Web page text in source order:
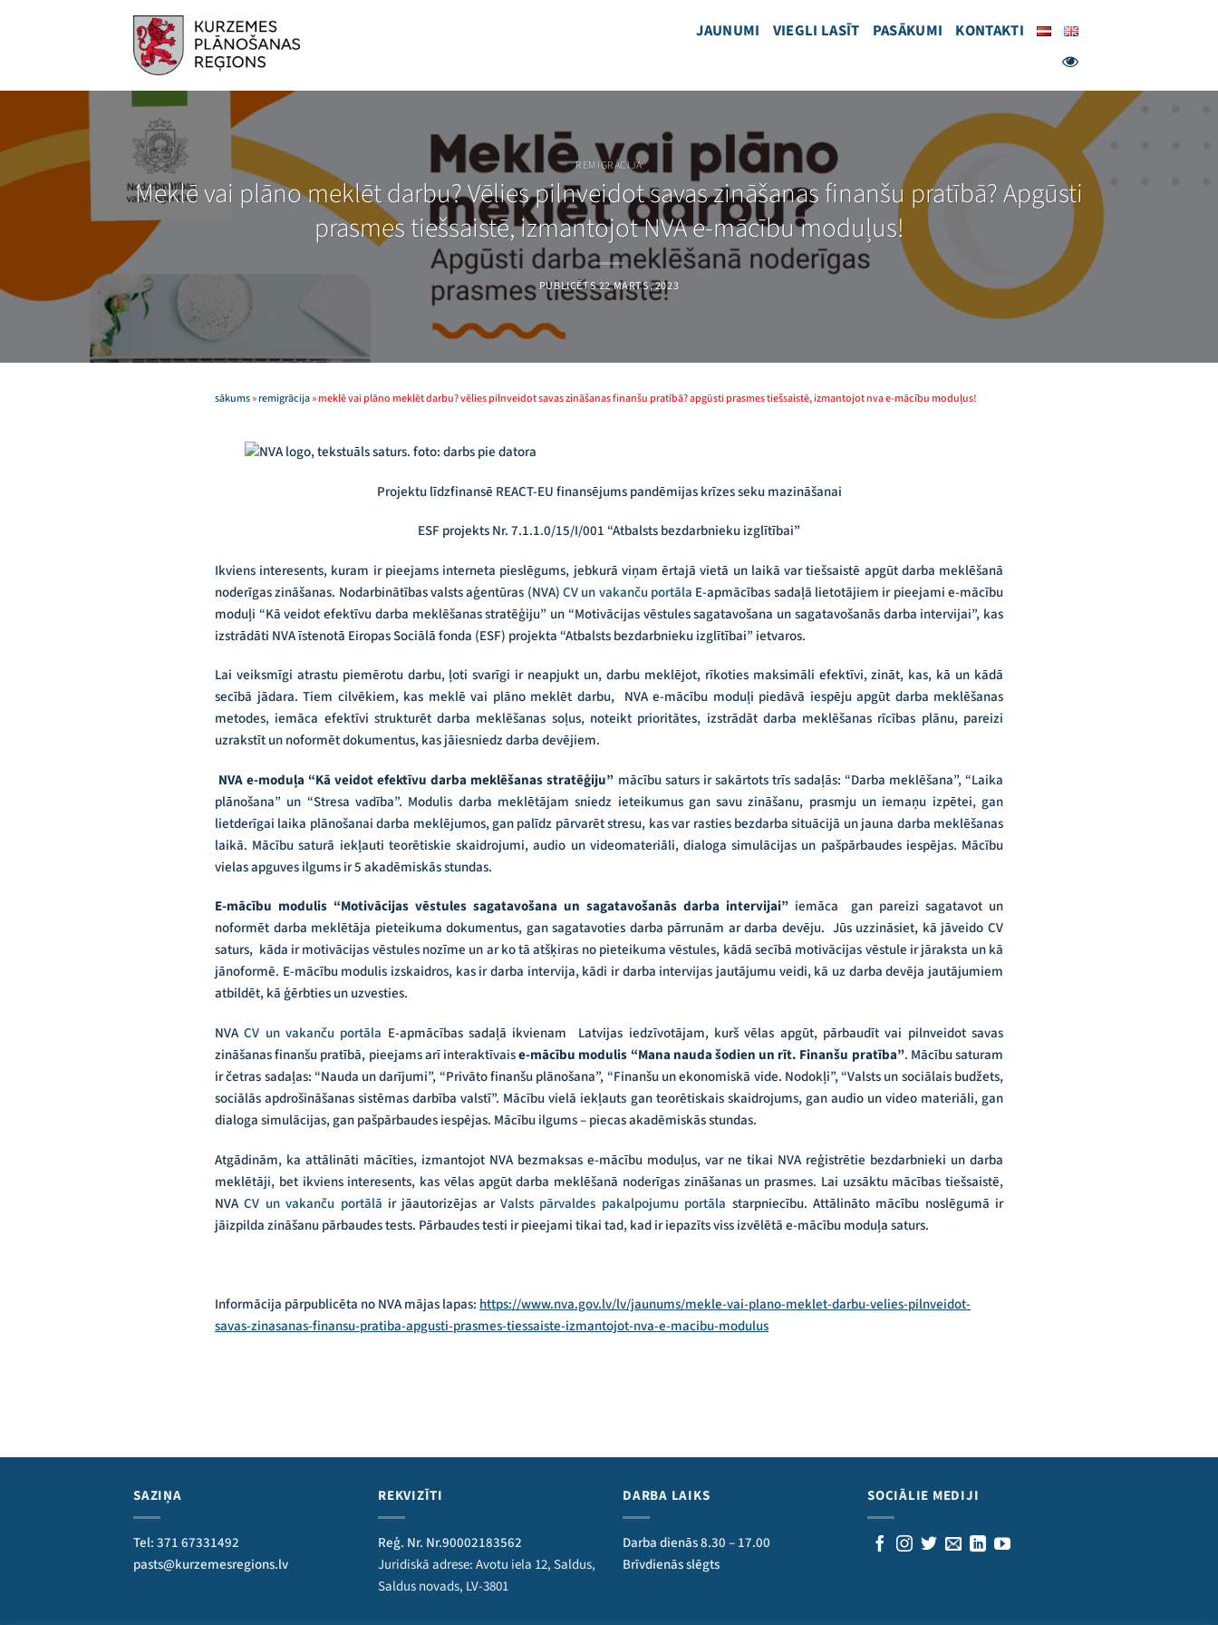
JAUNUMI VIEGLI LASĪT PASĀKUMI KONTAKTI
REMIGRĀCIJA
Meklē vai plāno meklēt darbu? Vēlies pilnveidot savas zināšanas finanšu pratībā? Apgūsti
prasmes tiešsaistē, izmantojot NVA e-mācību moduļus!
PUBLICĒTS22 MARTS, 2023
sākums»remigrācija»meklē vai plāno meklēt darbu? vēlies pilnveidot savas zināšanas finanšu pratībā? apgūsti prasmes tiešsaistē, izmantojot nva e-mācību moduļus!
Projektu līdzfinansē REACT-EU finansējums pandēmijas krīzes seku mazināšanai
ESF projekts Nr. 7.1.1.0/15/I/001 “Atbalsts bezdarbnieku izglītībai”
Ikviens interesents, kuram ir pieejams interneta pieslēgums, jebkurā viņam ērtajā vietā un laikā var tiešsaistē apgūt darba meklēšanā
noderīgas zināšanas. Nodarbinātības valsts aģentūras (NVA)CV un vakanču portāla E-apmācības sadaļā lietotājiem ir pieejami e-mācību
moduļi “Kā veidot efektīvu darba meklēšanas stratēģiju” un “Motivācijas vēstules sagatavošana un sagatavošanās darba intervijai”, kas
izstrādāti NVA īstenotā Eiropas Sociālā fonda (ESF) projekta “Atbalsts bezdarbnieku izglītībai” ietvaros.
Lai veiksmīgi atrastu piemērotu darbu, ļoti svarīgi ir neapjukt un, darbu meklējot, rīkoties maksimāli efektīvi, zināt, kas, kā un kādā
secībā jādara. Tiem cilvēkiem, kas meklē vai plāno meklēt darbu, NVA e-mācību moduļi piedāvā iespēju apgūt darba meklēšanas
metodes, iemāca efektīvi strukturēt darba meklēšanas soļus, noteikt prioritātes, izstrādāt darba meklēšanas rīcības plānu, pareizi
uzrakstīt un noformēt dokumentus, kas jāiesniedz darba devējiem.
NVA e-moduļa“Kā veidot efektīvu darba meklēšanas stratēģiju” mācību saturs ir sakārtots trīs sadaļās: “Darba meklēšana”, “Laika
plānošana” un “Stresa vadība”. Modulis darba meklētājam sniedz ieteikumus gan savu zināšanu, prasmju un iemaņu izpētei, gan
lietderīgai laika plānošanai darba meklējumos, gan palīdz pārvarēt stresu, kas var rasties bezdarba situācijā un jauna darba meklēšanas
laikā. Mācību saturā iekļauti teorētiskie skaidrojumi, audio un videomateriāli, dialoga simulācijas un pašpārbaudes iespējas. Mācību
vielas apguves ilgums ir 5 akadēmiskās stundas.
E-mācību modulis “Motivācijas vēstules sagatavošana un sagatavošanās darba intervijai” iemāca
gan pareizi sagatavot un
noformēt darba meklētāja pieteikuma dokumentus, gan sagatavoties darba pārrunām ar darba devēju. Jūs uzzināsiet, kā jāveido CV
saturs, kāda ir motivācijas vēstules nozīme un ar ko tā atšķiras no pieteikuma vēstules, kādā secībā motivācijas vēstule ir jāraksta un kā
jānoformē. E-mācību modulis izskaidros, kas ir darba intervija, kādi ir darba intervijas jautājumu veidi, kā uz darba devēja jautājumiem
atbildēt, kā ģērbties un uzvesties.
NVACV un vakanču portāla E-apmācības sadaļā ikvienam Latvijas iedzīvotājam, kurš vēlas apgūt, pārbaudīt vai pilnveidot savas
zināšanas finanšu pratībā, pieejams arī interaktīvaise-mācību modulis “Mana nauda šodien un rīt. Finanšu pratība”. Mācību saturam
ir četras sadaļas: “Nauda un darījumi”, “Privāto finanšu plānošana”, “Finanšu un ekonomiskā vide. Nodokļi”, “Valsts un sociālais budžets,
sociālās apdrošināšanas sistēmas darbība valstī”. Mācību vielā iekļauts gan teorētiskais skaidrojums, gan audio un video materiāli, gan
dialoga simulācijas, gan pašpārbaudes iespējas. Mācību ilgums – piecas akadēmiskās stundas.
Atgādinām, ka attālināti mācīties, izmantojot NVA bezmaksas e-mācību moduļus, var ne tikai NVA reģistrētie bezdarbnieki un darba
meklētāji, bet ikviens interesents, kas vēlas apgūt darba meklēšanā noderīgas zināšanas un prasmes. Lai uzsāktu mācības tiešsaistē,
NVACV un vakanču portālā ir jāautorizējas ar Valsts pārvaldes pakalpojumu portāla starpniecību. Attālināto mācību noslēgumā ir
jāizpilda zināšanu pārbaudes tests. Pārbaudes testi ir pieejami tikai tad, kad ir iepazīts viss izvēlētā e-mācību moduļa saturs.
Informācija pārpublicēta no NVA mājas lapas: https://www.nva.gov.lv/lv/jaunums/mekle-vai-plano-meklet-darbu-velies-pilnveidot-
savas-zinasanas-finansu-pratiba-apgusti-prasmes-tiessaiste-izmantojot-nva-e-macibu-modulus
SAZIŅA
Tel: 371 67331492
pasts@kurzemesregions.lv
REKVIZĪTI
Reģ. Nr. Nr.90002183562
Juridiskā adrese: Avotu iela 12, Saldus,
Saldus novads, LV-3801
DARBA LAIKS
Darba dienās 8.30 – 17.00
Brīvdienās slēgts
SOCIĀLIE MEDIJI